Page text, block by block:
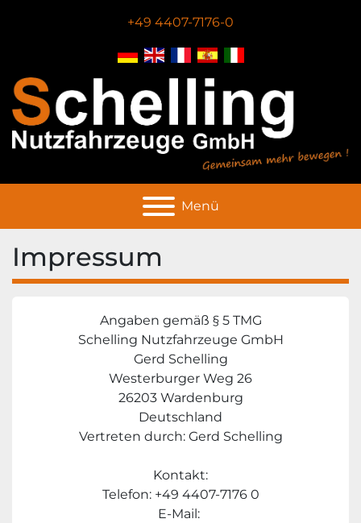
+49 4407-7176-0
Menü
Impressum
Angaben gemäß § 5 TMG
Schelling Nutzfahrzeuge GmbH
Gerd Schelling
Westerburger Weg 26
26203 Wardenburg
Deutschland
Vertreten durch: Gerd Schelling
Kontakt:
Telefon: +49 4407-7176 0
E-Mail: